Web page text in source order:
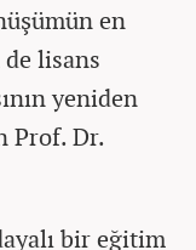
en
lisans
yeniden
Prof. Dr.
bir eğitim